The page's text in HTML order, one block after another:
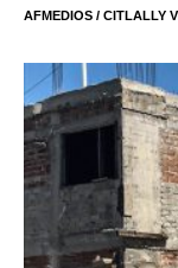
AFMEDIOS / CITLALLY